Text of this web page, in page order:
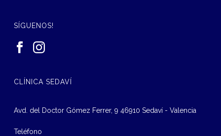
SÍGUENOS!
CLÍNICA SEDAVÍ
Avd. del Doctor Gómez Ferrer, 9 46910 Sedaví - Valencia
Teléfono